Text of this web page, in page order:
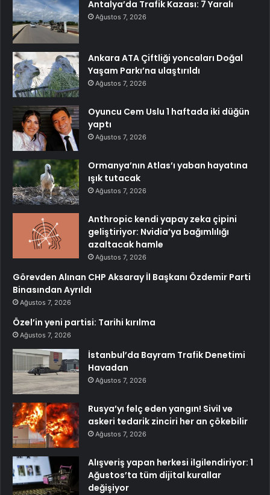
Antalya’da Trafik Kazası: 7 Yaralı
Ağustos 7, 2026
Ankara ATA Çiftliği yoncaları Doğal
Yaşam Parkı’na ulaştırıldı
Ağustos 7, 2026
Oyuncu Cem Uslu 1 haftada iki düğün
yaptı
Ağustos 7, 2026
Ormanya’nın Atlas’ı yaban hayatına
ışık tutacak
Ağustos 7, 2026
Anthropic kendi yapay zeka çipini
geliştiriyor: Nvidia’ya bağımlılığı
azaltacak hamle
Ağustos 7, 2026
Görevden Alınan CHP Aksaray İl Başkanı Özdemir Parti
Binasından Ayrıldı
Ağustos 7, 2026
Özel’in yeni partisi: Tarihi kırılma
Ağustos 7, 2026
İstanbul’da Bayram Trafik Denetimi
Havadan
Ağustos 7, 2026
Rusya’yı felç eden yangın! Sivil ve
askeri tedarik zinciri her an çökebilir
Ağustos 7, 2026
Alışveriş yapan herkesi ilgilendiriyor: 1
Ağustos’ta tüm dijital kurallar
değişiyor